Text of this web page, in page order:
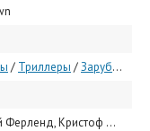
/ Триллеры /Зарубежные сериалы
Кристоф Шреве